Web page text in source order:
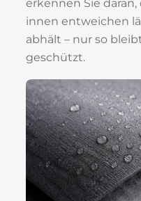
erkennen Sie
innen entweichen
abhält – nur so
geschützt.